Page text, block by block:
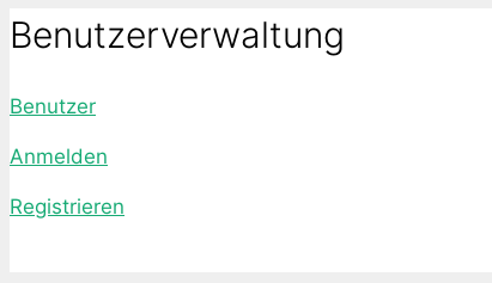
Benutzerverwaltung
Benutzer
Anmelden
Registrieren